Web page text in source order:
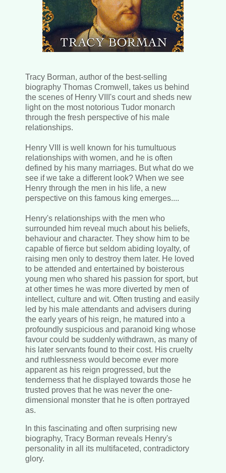
Tracy Borman, author of the best-selling
biography Thomas Cromwell, takes us behind
the scenes of Henry VIII's court and sheds new
light on the most notorious Tudor monarch
through the fresh perspective of his male
relationships.
Henry VIII is well known for his tumultuous
relationships with women, and he is often
defined by his many marriages. But what do we
see if we take a different look? When we see
Henry through the men in his life, a new
perspective on this famous king emerges....
Henry's relationships with the men who
surrounded him reveal much about his beliefs,
behaviour and character. They show him to be
capable of fierce but seldom abiding loyalty, of
raising men only to destroy them later. He loved
to be attended and entertained by boisterous
young men who shared his passion for sport, but
at other times he was more diverted by men of
intellect, culture and wit. Often trusting and easily
led by his male attendants and advisers during
the early years of his reign, he matured into a
profoundly suspicious and paranoid king whose
favour could be suddenly withdrawn, as many of
his later servants found to their cost. His cruelty
and ruthlessness would become ever more
apparent as his reign progressed, but the
tenderness that he displayed towards those he
trusted proves that he was never the one-
dimensional monster that he is often portrayed
as.
In this fascinating and often surprising new
biography, Tracy Borman reveals Henry's
personality in all its multifaceted, contradictory
glory.